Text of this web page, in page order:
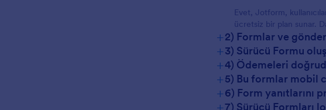
Evet, Jotform,
ücretsiz bir plan sunar.
+2) Formlar ve
+3) Sürücü Formu
+4) Ödemeleri
+5) Bu formlar mobil
+6) Form
7) Sürücü Formları